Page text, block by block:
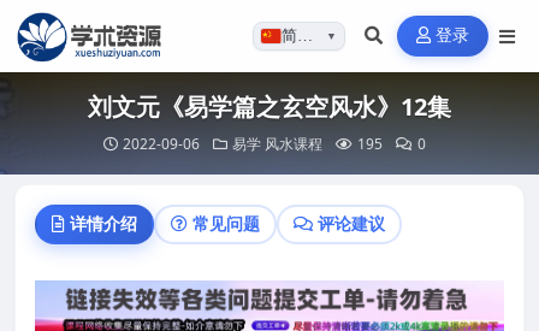
简体…▼ 登录
刘文元《易学篇之玄空风水》12集
2022-09-06 易学 风水课程 195 0
详情介绍 常见问题 评论建议